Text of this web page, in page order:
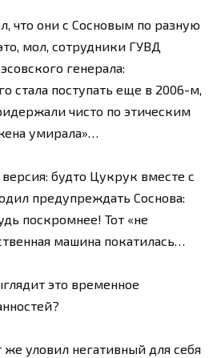
что они с Сосновым по разную
мол, сотрудники ГУВД
генерала:
стала поступать еще в 2006-м,
чисто по этическим
умирала»…
будто Цукрук вместе с
предупреждать Соснова:
поскромнее! Тот «не
машина покатилась…
это временное
уловил негативный для себя